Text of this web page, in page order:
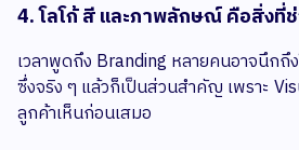
4. โลโก้ สี และภาพลักษณ์ คือสิ่งที่
เวลาพูดถึง Branding หลายคนอาจนึกถึ
ซึ่งจริง ๆ แล้วก็เป็นส่วนสำคัญ เพราะ
ลูกค้าเห็นก่อนเสมอ